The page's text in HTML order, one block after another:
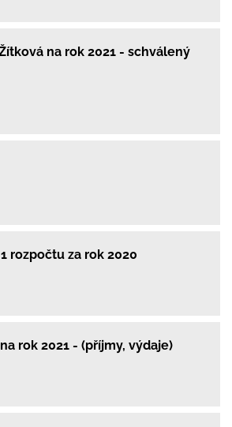
na rok 2021 - schválený
rozpočtu za rok 2020
rok 2021 - (příjmy, výdaje)